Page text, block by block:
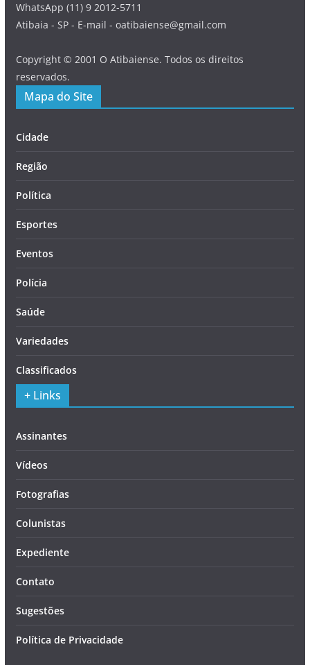
WhatsApp (11) 9 2012-5711
Atibaia - SP - E-mail - oatibaiense@gmail.com
Copyright © 2001 O Atibaiense. Todos os direitos
reservados.
Mapa do Site
Cidade
Região
Política
Esportes
Eventos
Polícia
Saúde
Variedades
Classificados
+ Links
Assinantes
Vídeos
Fotografias
Colunistas
Expediente
Contato
Sugestões
Política de Privacidade